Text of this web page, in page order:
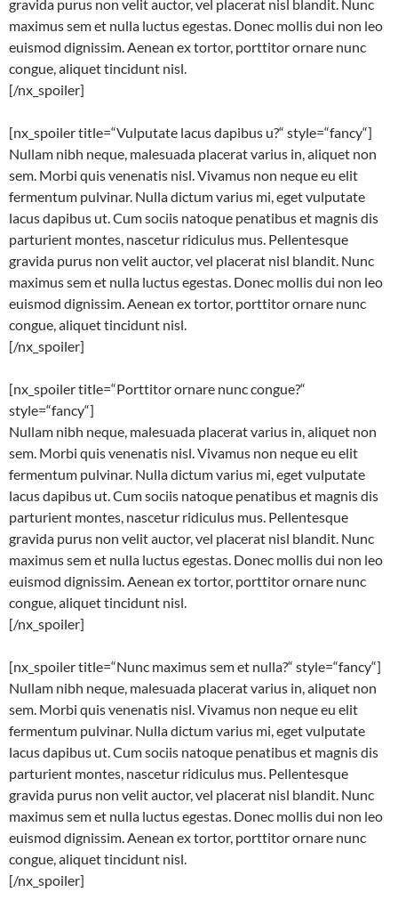
gravida purus non velit auctor, vel placerat nisl blandit. Nunc
maximus sem et nulla luctus egestas. Donec mollis dui non leo
euismod dignissim. Aenean ex tortor, porttitor ornare nunc
congue, aliquet tincidunt nisl.
[/nx_spoiler]
[nx_spoiler title=“Vulputate lacus dapibus u?“ style=“fancy“]
Nullam nibh neque, malesuada placerat varius in, aliquet non
sem. Morbi quis venenatis nisl. Vivamus non neque eu elit
fermentum pulvinar. Nulla dictum varius mi, eget vulputate
lacus dapibus ut. Cum sociis natoque penatibus et magnis dis
parturient montes, nascetur ridiculus mus. Pellentesque
gravida purus non velit auctor, vel placerat nisl blandit. Nunc
maximus sem et nulla luctus egestas. Donec mollis dui non leo
euismod dignissim. Aenean ex tortor, porttitor ornare nunc
congue, aliquet tincidunt nisl.
[/nx_spoiler]
[nx_spoiler title=“Porttitor ornare nunc congue?“
style=“fancy“]
Nullam nibh neque, malesuada placerat varius in, aliquet non
sem. Morbi quis venenatis nisl. Vivamus non neque eu elit
fermentum pulvinar. Nulla dictum varius mi, eget vulputate
lacus dapibus ut. Cum sociis natoque penatibus et magnis dis
parturient montes, nascetur ridiculus mus. Pellentesque
gravida purus non velit auctor, vel placerat nisl blandit. Nunc
maximus sem et nulla luctus egestas. Donec mollis dui non leo
euismod dignissim. Aenean ex tortor, porttitor ornare nunc
congue, aliquet tincidunt nisl.
[/nx_spoiler]
[nx_spoiler title=“Nunc maximus sem et nulla?“ style=“fancy“]
Nullam nibh neque, malesuada placerat varius in, aliquet non
sem. Morbi quis venenatis nisl. Vivamus non neque eu elit
fermentum pulvinar. Nulla dictum varius mi, eget vulputate
lacus dapibus ut. Cum sociis natoque penatibus et magnis dis
parturient montes, nascetur ridiculus mus. Pellentesque
gravida purus non velit auctor, vel placerat nisl blandit. Nunc
maximus sem et nulla luctus egestas. Donec mollis dui non leo
euismod dignissim. Aenean ex tortor, porttitor ornare nunc
congue, aliquet tincidunt nisl.
[/nx_spoiler]